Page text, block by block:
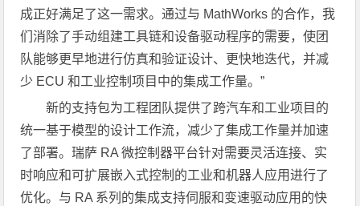
成正好满足了这一需求。通过与 MathWorks 的合作，我
们消除了手动组建工具链和设备驱动程序的需要，使团
队能够更早地进行仿真和验证设计、更快地迭代，并减
少 ECU 和工业控制项目中的集成工作量。”
新的支持包为工程团队提供了跨汽车和工业项目的
统一基于模型的设计工作流，减少了集成工作量并加速
了部署。瑞萨 RA 微控制器平台针对需要灵活连接、实
时响应和可扩展嵌入式控制的工业和机器人应用进行了
优化。与 RA 系列的集成支持伺服和变速驱动应用的快